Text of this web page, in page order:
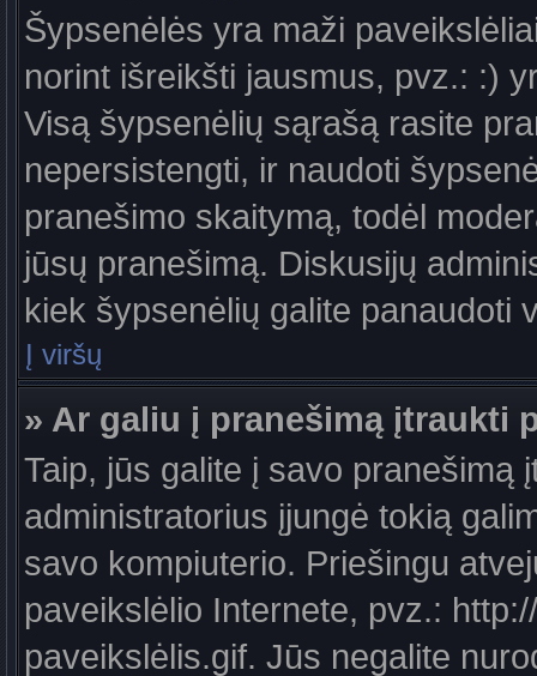
Šypsenėlės yra maži
norint išreikšti jausmus, pvz.: :)
Visą šypsenėlių sąrašą rasite
nepersistengti, ir naudoti
pranešimo skaitymą, todėl
jūsų pranešimą. Diskusijų
kiek šypsenėlių galite panaudoti
Į viršų
» Ar galiu į pranešimą įtraukti
Taip, jūs galite į savo pranešimą
administratorius įjungė tokią
savo kompiuterio. Priešingu
paveikslėlio Internete, pvz.:
paveikslėlis.gif. Jūs negalite